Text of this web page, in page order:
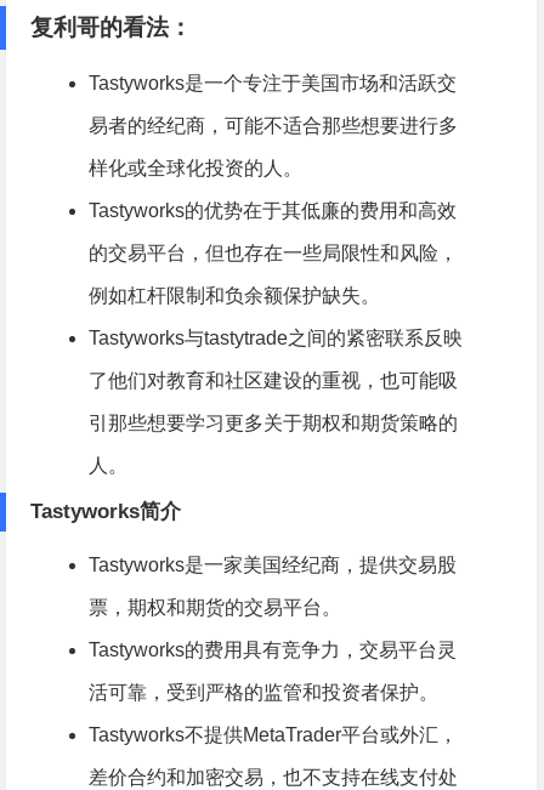
复利哥的看法：
Tastyworks是一个专注于美国市场和活跃交
易者的经纪商，可能不适合那些想要进行多
样化或全球化投资的人。
Tastyworks的优势在于其低廉的费用和高效
的交易平台，但也存在一些局限性和风险，
例如杠杆限制和负余额保护缺失。
Tastyworks与tastytrade之间的紧密联系反映
了他们对教育和社区建设的重视，也可能吸
引那些想要学习更多关于期权和期货策略的
人。
Tastyworks简介
Tastyworks是一家美国经纪商，提供交易股
票，期权和期货的交易平台。
Tastyworks的费用具有竞争力，交易平台灵
活可靠，受到严格的监管和投资者保护。
Tastyworks不提供MetaTrader平台或外汇 ，
差价合约和加密交易，也不支持在线支付处